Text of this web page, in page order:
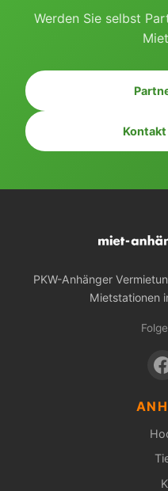
Werden Sie selbst
PKW-Anhänger
Mietstationen